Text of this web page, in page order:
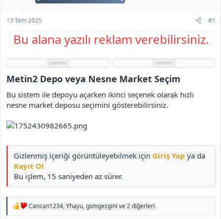
ç
i
i
13 Tem 2025 #1
Bu alana yazılı reklam verebilirsiniz.
reklam reklam
Metin2 Depo veya Nesne Market Seçim​
Bu sistem ile depoyu açarken ikinci seçenek olarak hızlı
nesne market deposu seçimini gösterebilirsiniz.
Gizlenmiş içeriği görüntüleyebilmek için Giriş Yap ya da
Kayıt Ol
Bu işlem, 15 saniyeden az sürer.
T
Cancan1234,Yhayu,gsmgezgini ve 2 diğerleri